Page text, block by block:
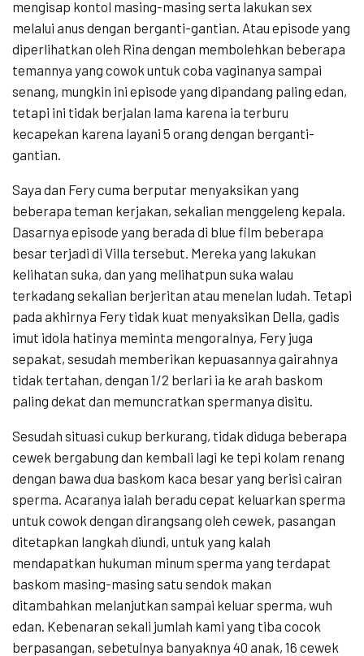
mengisap kontol masing-masing serta lakukan sex
melalui anus dengan berganti-gantian. Atau episode yang
diperlihatkan oleh Rina dengan membolehkan beberapa
temannya yang cowok untuk coba vaginanya sampai
senang, mungkin ini episode yang dipandang paling edan,
tetapi ini tidak berjalan lama karena ia terburu
kecapekan karena layani 5 orang dengan berganti-
gantian.
Saya dan Fery cuma berputar menyaksikan yang
beberapa teman kerjakan, sekalian menggeleng kepala.
Dasarnya episode yang berada di blue film beberapa
besar terjadi di Villa tersebut. Mereka yang lakukan
kelihatan suka, dan yang melihatpun suka walau
terkadang sekalian berjeritan atau menelan ludah. Tetapi
pada akhirnya Fery tidak kuat menyaksikan Della, gadis
imut idola hatinya meminta mengoralnya, Fery juga
sepakat, sesudah memberikan kepuasannya gairahnya
tidak tertahan, dengan 1/2 berlari ia ke arah baskom
paling dekat dan memuncratkan spermanya disitu.
Sesudah situasi cukup berkurang, tidak diduga beberapa
cewek bergabung dan kembali lagi ke tepi kolam renang
dengan bawa dua baskom kaca besar yang berisi cairan
sperma. Acaranya ialah beradu cepat keluarkan sperma
untuk cowok dengan dirangsang oleh cewek, pasangan
ditetapkan langkah diundi, untuk yang kalah
mendapatkan hukuman minum sperma yang terdapat
baskom masing-masing satu sendok makan
ditambahkan melanjutkan sampai keluar sperma, wuh
edan. Kebenaran sekali jumlah kami yang tiba cocok
berpasangan, sebetulnya banyaknya 40 anak, 16 cewek